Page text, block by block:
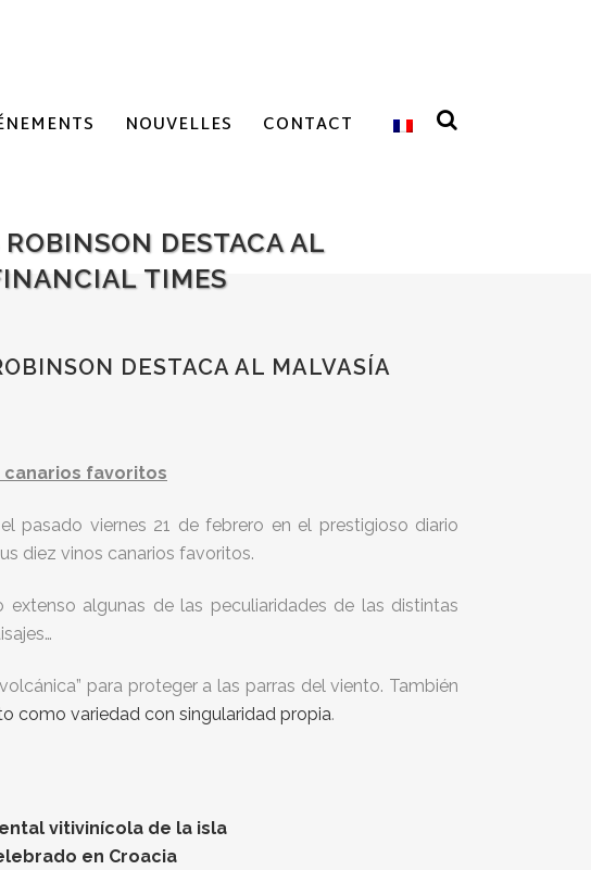
NOUVELLES CONTACT
DESTACA AL
TIMES
DESTACA AL MALVASÍA
canarios favoritos
pasado viernes 21 de febrero en el prestigioso diario
diez vinos canarios favoritos.
algunas de las peculiaridades de las distintas
para proteger a las parras del viento. También
como variedad con singularidad propia.
vitivinícola de la isla
en Croacia